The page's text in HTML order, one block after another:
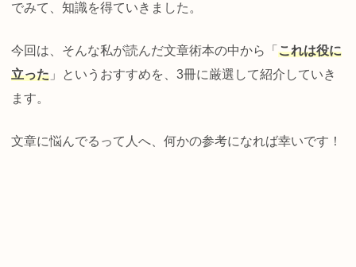
でみて、知識を得ていきました。
今回は、そんな私が読んだ文章術本の中から「 これは役に
立った 」というおすすめを、3冊に厳選して紹介していき
ます。
文章に悩んでるって人へ、何かの参考になれば幸いです！